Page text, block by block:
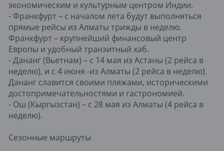
экономическим и культурным центром Индии.
- Франкфурт – с началом лета будут выполняться
прямые рейсы из Алматы трижды в неделю.
Франкфурт – крупнейший финансовый центр
Европы и удобный транзитный хаб.
- Дананг (Вьетнам) – с 14 мая из Астаны (2 рейса в
неделю), и с 4 июня -из Алматы (2 рейса в неделю).
Дананг славится своими пляжами, историческими
достопримечательностями и гастрономией.
- Ош (Кыргызстан) – с 28 мая из Алматы (4 рейса в
неделю).
Сезонные маршруты